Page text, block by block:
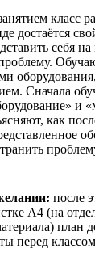
класс
достаётся
себя на
проблему.
Сначала
и
как
после
А4 (на
план
перед